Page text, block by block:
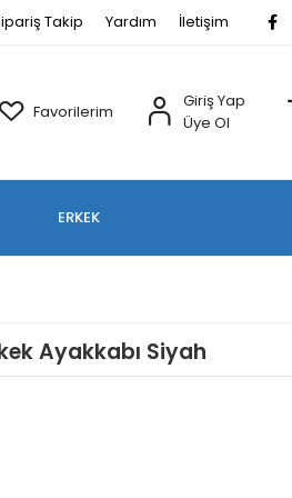
Takip Yardım İletişim
Favorilerim
Giriş Yap
Üye Ol
ERKEK
Ayakkabı Siyah